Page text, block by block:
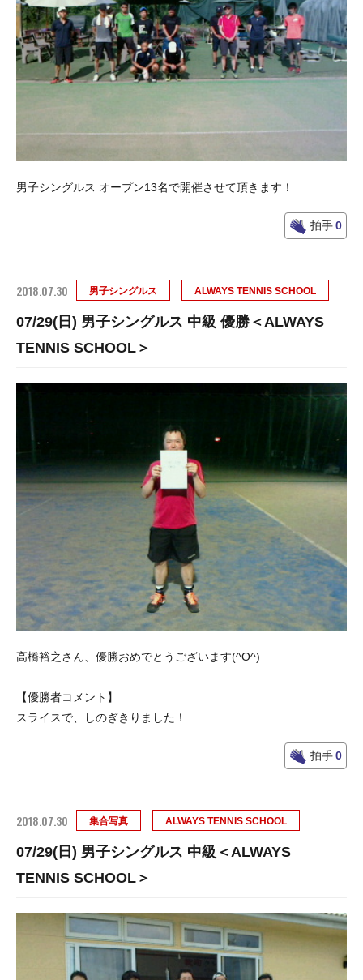
男子シングルス オープン13名で開催させて頂きます！
拍手0
2018.07.30 男子シングルス ALWAYS TENNIS SCHOOL
07/29(日) 男子シングルス 中級 優勝＜ALWAYS
TENNIS SCHOOL＞
高橋裕之さん、優勝おめでとうございます(^O^)
【優勝者コメント】
スライスで、しのぎきりました！
拍手0
2018.07.30 集合写真 ALWAYS TENNIS SCHOOL
07/29(日) 男子シングルス 中級＜ALWAYS
TENNIS SCHOOL＞